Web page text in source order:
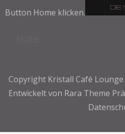
Button Home klicken.
Copyright Kristall Café Lounge
Entwickelt von Rara Theme